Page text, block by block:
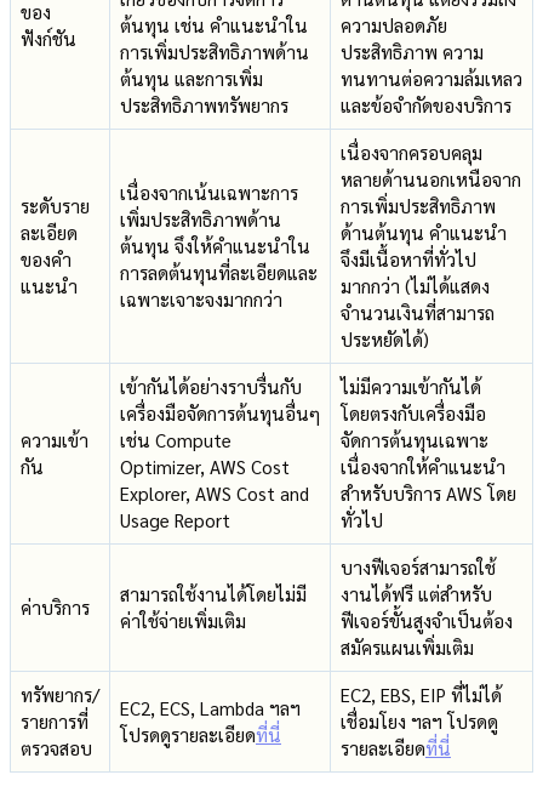
ของ
ฟังก์ชัน
ต้นทุน เช่น คำแนะนำใน
การเพิ่มประสิทธิภาพด้าน
ต้นทุน และการเพิ่ม
ประสิทธิภาพทรัพยากร
ความปลอดภัย
ประสิทธิภาพ ความ
ทนทานต่อความล้มเหลว
และข้อจำกัดของบริการ
ระดับราย
ละเอียด
ของคำ
แนะนำ
เนื่องจากเน้นเฉพาะการ
เพิ่มประสิทธิภาพด้าน
ต้นทุน จึงให้คำแนะนำใน
การลดต้นทุนที่ละเอียดและ
เฉพาะเจาะจงมากกว่า
เนื่องจากครอบคลุม
หลายด้านนอกเหนือจาก
การเพิ่มประสิทธิภาพ
ด้านต้นทุน คำแนะนำ
จึงมีเนื้อหาที่ทั่วไป
มากกว่า (ไม่ได้แสดง
จำนวนเงินที่สามารถ
ประหยัดได้)
ความเข้า
กัน
เข้ากันได้อย่างราบรื่นกับ
เครื่องมือจัดการต้นทุนอื่นๆ
เช่น Compute
Optimizer, AWS Cost
Explorer, AWS Cost and
Usage Report
ไม่มีความเข้ากันได้
โดยตรงกับเครื่องมือ
จัดการต้นทุนเฉพาะ
เนื่องจากให้คำแนะนำ
สำหรับบริการ AWS โดย
ทั่วไป
ค่าบริการ
สามารถใช้งานได้โดยไม่มี
ค่าใช้จ่ายเพิ่มเติม
บางฟีเจอร์สามารถใช้
งานได้ฟรี แต่สำหรับ
ฟีเจอร์ขั้นสูงจำเป็นต้อง
สมัครแผนเพิ่มเติม
ทรัพยากร/
รายการที่
ตรวจสอบ
EC2, ECS, Lambda ฯลฯ
โปรดดูรายละเอียดที่นี่
EC2, EBS, EIP ที่ไม่ได้
เชื่อมโยง ฯลฯ โปรดดู
รายละเอียดที่นี่